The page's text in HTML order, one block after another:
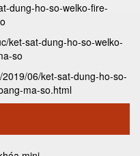
dung-ho-so-welko-fire-
ket-sat-dung-ho-so-welko-
so
06/ket-sat-dung-ho-so-
ma-so.html